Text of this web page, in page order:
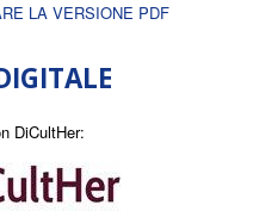
LA VERSIONE PDF
DiCultHer: